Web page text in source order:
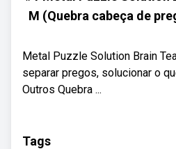
M (Quebra cabeça de
Metal Puzzle Solution Brain
separar pregos, solucionar o
Outros Quebra ...
Tags